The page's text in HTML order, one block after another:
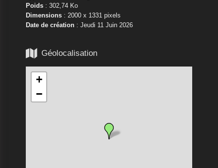
Poids: 302,74 Ko
Dimensions: 2000 x 1331 pixels
Date de création: Jeudi 11 Juin 2026
 Géolocalisation
+
−